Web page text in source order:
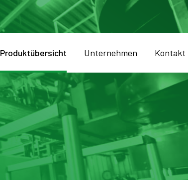
Produktübersicht Unternehmen Kontakt